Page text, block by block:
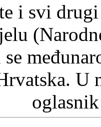
i svi
U